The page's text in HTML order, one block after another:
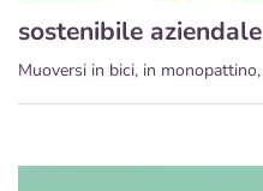
sostenibile aziendale
Muoversi in bici, in